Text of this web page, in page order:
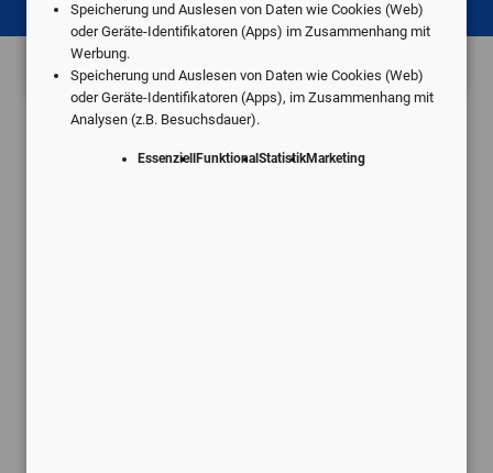
local_hospitalEtwas anderes
Speicherung und Auslesen von Daten wie Cookies (Web)
oder Geräte-Identifikatoren (Apps) im Zusammenhang mit
Werbung.
Speicherung und Auslesen von Daten wie Cookies (Web)
oder Geräte-Identifikatoren (Apps), im Zusammenhang mit
Analysen (z.B. Besuchsdauer).
EssenziellFunktionalStatistikMarketing